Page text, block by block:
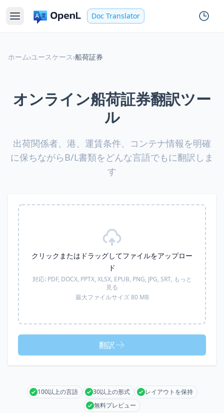
Doc Translator
ホーム›ユースケース›船荷証券
オンライン船荷証券翻訳ツー
ル
出荷関係者、港、運賃条件、コンテナ情報を明確
に保ちながらB/L書類をどんな言語でもに翻訳しま
す
クリックまたはドラッグしてファイルをアップロー
ド
対応: PDF, DOCX, PPTX, XLSX, EPUB, PNG, JPG, SRT, もっと
見る
最大ファイルサイズ 80 MB
翻訳
100以上の言語 30以上の形式
レイアウトを保持
無料プレビュー